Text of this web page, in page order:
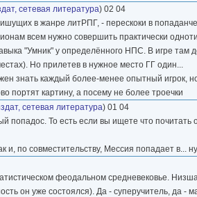
сетевая литература) 02 04
в жанре литРПГ, - перескоки в
всем нужно совершить практически
"Умник" у определённого НПС. В игре
Но прилетев в нужное место ГГ один...
знать каждый более-менее опытный игрок,
портят картину, а посему не более троечки
сетевая литература) 01 04
попадос. То есть если вы ищете что почитать
и, по совместительству, Мессия попадает в...
феодальном средневековье.
он уже состоялся). Да - суперучитель, да -